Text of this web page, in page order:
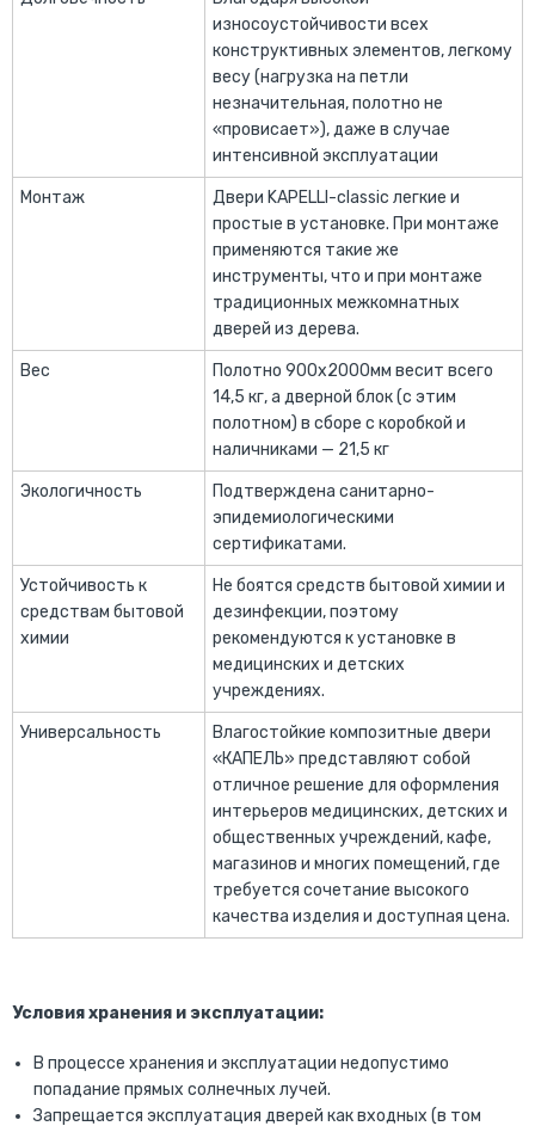
износоустойчивости всех
конструктивных элементов, легкому
весу (нагрузка на петли
незначительная, полотно не
«провисает»), даже в случае
интенсивной эксплуатации
Монтаж
Двери KAPELLI-classic легкие и
простые в установке. При монтаже
применяются такие же
инструменты, что и при монтаже
традиционных межкомнатных
дверей из дерева.
Вес
Полотно 900х2000мм весит всего
14,5 кг, а дверной блок (с этим
полотном) в сборе с коробкой и
наличниками — 21,5 кг
Экологичность
Подтверждена санитарно-
эпидемиологическими
сертификатами.
Устойчивость к
средствам бытовой
химии
Не боятся средств бытовой химии и
дезинфекции, поэтому
рекомендуются к установке в
медицинских и детских
учреждениях.
Универсальность
Влагостойкие композитные двери
«КАПЕЛЬ» представляют собой
отличное решение для оформления
интерьеров медицинских, детских и
общественных учреждений, кафе,
магазинов и многих помещений, где
требуется сочетание высокого
качества изделия и доступная цена.
Условия хранения и эксплуатации:
В процессе хранения и эксплуатации недопустимо
попадание прямых солнечных лучей.
Запрещается эксплуатация дверей как входных (в том